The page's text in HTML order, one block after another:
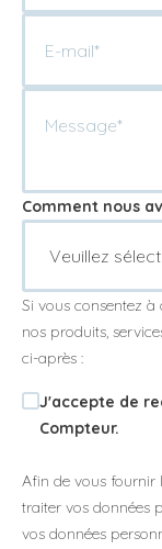
Comment nous
Si vous consentez
nos produits,
ci-après :
J'accepte de
Compteur.
Afin de vous fournir
traiter vos données
vos données